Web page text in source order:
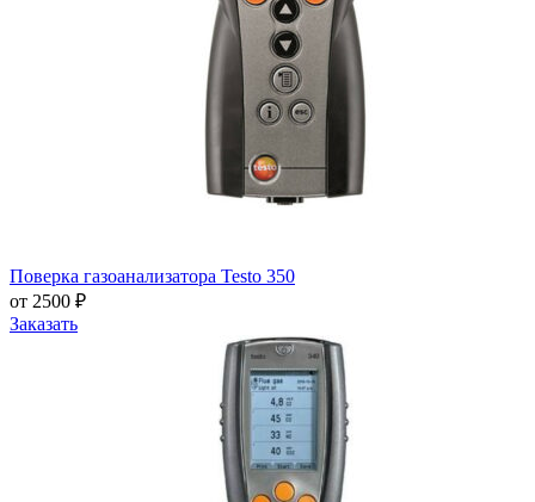
Поверка газоанализатора Testo 350
от 2500 ₽
Заказать